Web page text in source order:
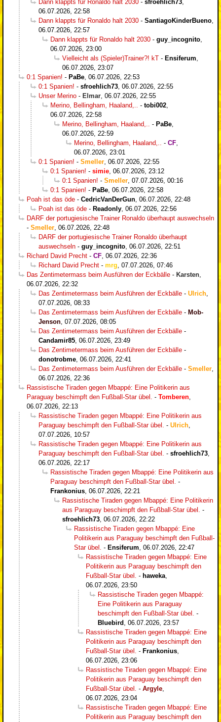
Dann klappts für Ronaldo halt 2030 - sfroehlich73,
06.07.2026, 22:58
Dann klappts für Ronaldo halt 2030 - SantiagoKinderBueno,
06.07.2026, 22:57
Dann klappts für Ronaldo halt 2030 - guy_incognito,
06.07.2026, 23:00
Vielleicht als (Spieler)Trainer?! kT - Ensiferum,
06.07.2026, 23:07
0:1 Spanien! - PaBe, 06.07.2026, 22:53
0:1 Spanien! - sfroehlich73, 06.07.2026, 22:55
Unser Merino - Elmar, 06.07.2026, 22:55
Merino, Bellingham, Haaland,.. - tobi002,
06.07.2026, 22:58
Merino, Bellingham, Haaland,.. - PaBe,
06.07.2026, 22:59
Merino, Bellingham, Haaland,.. - CF,
06.07.2026, 23:01
0:1 Spanien! - Smeller, 06.07.2026, 22:55
0:1 Spanien! - simie, 06.07.2026, 23:12
0:1 Spanien! - Smeller, 07.07.2026, 00:16
0:1 Spanien! - PaBe, 06.07.2026, 22:58
Poah ist das öde - CedricVanDerGun, 06.07.2026, 22:48
Poah ist das öde - Readonly, 06.07.2026, 22:56
DARF der portugiesische Trainer Ronaldo überhaupt auswechseln
- Smeller, 06.07.2026, 22:48
DARF der portugiesische Trainer Ronaldo überhaupt
auswechseln - guy_incognito, 06.07.2026, 22:51
Richard David Precht - CF, 06.07.2026, 22:36
Richard David Precht - mrg, 07.07.2026, 07:46
Das Zentimetermass beim Ausführen der Eckbälle - Karsten,
06.07.2026, 22:32
Das Zentimetermass beim Ausführen der Eckbälle - Ulrich,
07.07.2026, 08:33
Das Zentimetermass beim Ausführen der Eckbälle - Mob-
Jenson, 07.07.2026, 08:05
Das Zentimetermass beim Ausführen der Eckbälle -
Candamir85, 06.07.2026, 23:49
Das Zentimetermass beim Ausführen der Eckbälle -
donotrobme, 06.07.2026, 22:41
Das Zentimetermass beim Ausführen der Eckbälle - Smeller,
06.07.2026, 22:36
Rassistische Tiraden gegen Mbappé: Eine Politikerin aus
Paraguay beschimpft den Fußball-Star übel. - Tomberen,
06.07.2026, 22:13
Rassistische Tiraden gegen Mbappé: Eine Politikerin aus
Paraguay beschimpft den Fußball-Star übel. - Ulrich,
07.07.2026, 10:57
Rassistische Tiraden gegen Mbappé: Eine Politikerin aus
Paraguay beschimpft den Fußball-Star übel. - sfroehlich73,
06.07.2026, 22:17
Rassistische Tiraden gegen Mbappé: Eine Politikerin aus
Paraguay beschimpft den Fußball-Star übel. -
Frankonius, 06.07.2026, 22:21
Rassistische Tiraden gegen Mbappé: Eine Politikerin
aus Paraguay beschimpft den Fußball-Star übel. -
sfroehlich73, 06.07.2026, 22:22
Rassistische Tiraden gegen Mbappé: Eine
Politikerin aus Paraguay beschimpft den Fußball-
Star übel. - Ensiferum, 06.07.2026, 22:47
Rassistische Tiraden gegen Mbappé: Eine
Politikerin aus Paraguay beschimpft den
Fußball-Star übel. - haweka,
06.07.2026, 23:50
Rassistische Tiraden gegen Mbappé:
Eine Politikerin aus Paraguay
beschimpft den Fußball-Star übel. -
Bluebird , 06.07.2026, 23:57
Rassistische Tiraden gegen Mbappé: Eine
Politikerin aus Paraguay beschimpft den
Fußball-Star übel. - Frankonius,
06.07.2026, 23:06
Rassistische Tiraden gegen Mbappé: Eine
Politikerin aus Paraguay beschimpft den
Fußball-Star übel. - Argyle,
06.07.2026, 23:04
Rassistische Tiraden gegen Mbappé: Eine
Politikerin aus Paraguay beschimpft den